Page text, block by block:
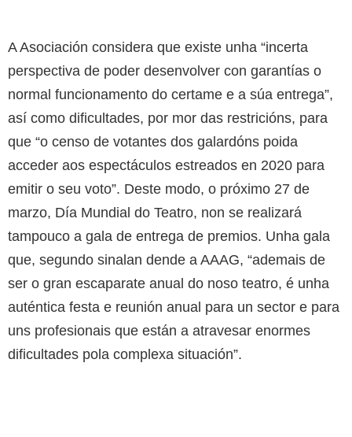
A Asociación considera que existe unha “incerta
perspectiva de poder desenvolver con garantías o
normal funcionamento do certame e a súa entrega”,
así como dificultades, por mor das restricións, para
que “o censo de votantes dos galardóns poida
acceder aos espectáculos estreados en 2020 para
emitir o seu voto”. Deste modo, o próximo 27 de
marzo, Día Mundial do Teatro, non se realizará
tampouco a gala de entrega de premios. Unha gala
que, segundo sinalan dende a AAAG, “ademais de
ser o gran escaparate anual do noso teatro, é unha
auténtica festa e reunión anual para un sector e para
uns profesionais que están a atravesar enormes
dificultades pola complexa situación”.